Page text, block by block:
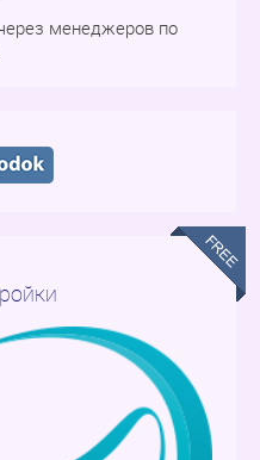
менеджеров по